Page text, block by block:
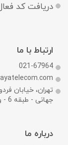
دریافت کد
ارتباط با ما
021-67964
تهران، خیابان
جهانی - طبقه 6 - واحد 12
درباره ما